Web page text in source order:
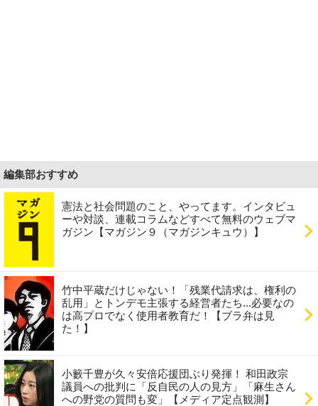
編集部おすすめ
憲法と社会問題のこと、やってます。インタビュ
ーや対談、連載コラムなどすべて無料のウェブマ
ガジン【マガジン９（マガジンキュウ）】
竹中平蔵だけじゃない！「残業代請求は、権利の
乱用」とトンデモ主張する経営者たち...必要なの
は高プロでなく使用者教育だ！【ブラ弁は見
た！】
小籔千豊が久々安倍応援団ぶり発揮！ 和田政宗
議員への批判に「反自民の人の見方」「麻生さん
への野党の質問も変」【メディア定点観測】